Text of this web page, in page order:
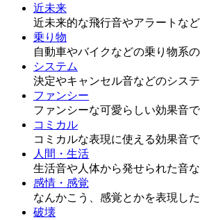
近未来
近未来的な飛行音やアラートな
乗り物
自動車やバイクなどの乗り物系
システム
決定やキャンセル音などのシス
ファンシー
ファンシーな可愛らしい効果音
コミカル
コミカルな表現に使える効果音
人間・生活
生活音や人体から発せられた音
感情・感覚
なんかこう、感覚とかを表現し
破壊